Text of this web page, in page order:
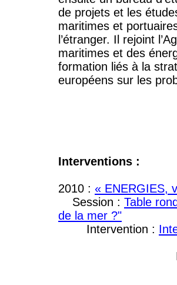
de projets et les
maritimes et
l’étranger. Il rejoint
maritimes et des
formation liés à la
européens sur les
Interventions :
2010 : « ENERGIES,
Session : Table
de la mer ?"
Intervention :